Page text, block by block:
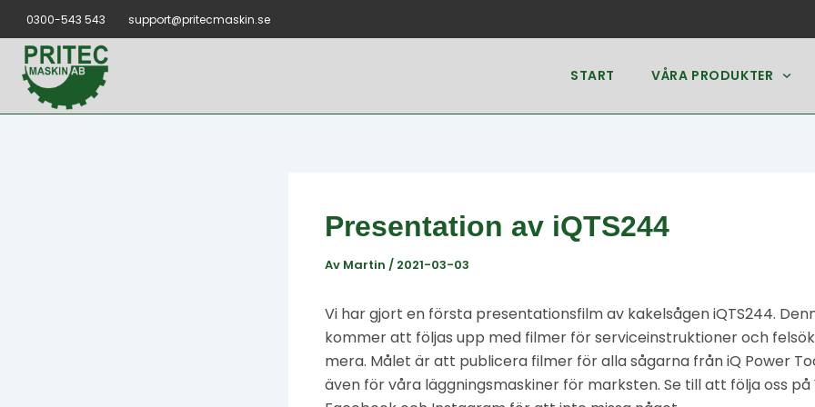
Hoppa
till
innehåll
0300-543 543 support@pritecmaskin.se
START VÅRA PRODUKTER
Presentation av iQTS244
Av Martin / 2021-03-03
Vi har gjort en första presentationsfilm av kakelsågen iQTS244.
kommer att följas upp med filmer för serviceinstruktioner och
mera. Målet är att publicera filmer för alla sågarna från iQ Power
även för våra läggningsmaskiner för marksten. Se till att följa oss på